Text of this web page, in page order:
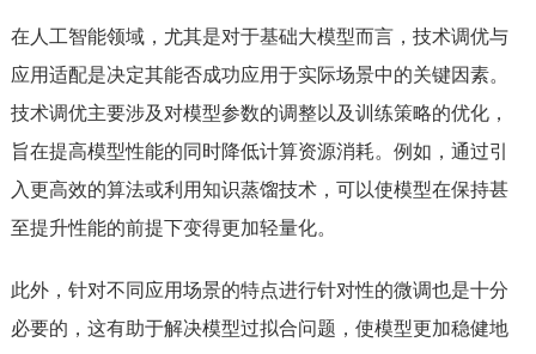
在人工智能领域，尤其是对于基础大模型而言，技术调优与
应用适配是决定其能否成功应用于实际场景中的关键因素。
技术调优主要涉及对模型参数的调整以及训练策略的优化，
旨在提高模型性能的同时降低计算资源消耗。例如，通过引
入更高效的算法或利用知识蒸馏技术，可以使模型在保持甚
至提升性能的前提下变得更加轻量化。
此外，针对不同应用场景的特点进行针对性的微调也是十分
必要的，这有助于解决模型过拟合问题，使模型更加稳健地